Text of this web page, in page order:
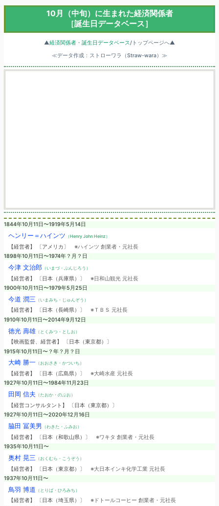
10月（中旬）に生まれた経済関係者
［誕生日データベース］
▲経済関係者・誕生日データベース/トップページへ▲
≪データ作成：ストローワラ（Straw-wara）≫
1844年10月11日〜1919年5月14日
ヘンリー＝ハインツ （Henry John Heinz）
【経営者】 〔アメリカ〕 ※ハインツ 創業者・元社長
1898年10月11日〜1974年？月？日
今津 文治郎（いまづ・ぶんじろう）
【経営者】 〔日本（兵庫県）〕 ※日和山観光 元社長
1900年10月11日〜1979年5月25日
今道 潤三 （いまみち・じゅんぞう）
【経営者】 〔日本（長崎県）〕 ※ＴＢＳ 元社長
1910年10月11日〜2014年9月12日
徳光 壽雄（とくみつ・としお）
【映画監督、経営者】 〔日本（東京都）〕
1915年10月11日〜？年？月？日
大崎 勝一（おおさき・かついち）
【経営者】 〔日本（広島県）〕 ※大崎水産 元社長
1927年10月11日〜1984年11月23日
田岡 信夫 （たおか・のぶお）
【経営コンサルタント】 〔日本（東京都）〕
1927年10月11日〜2020年12月16日
脇田 冨美男 （わきた・ふみお）
【経営者】 〔日本（和歌山県）〕 ※ワキタ 創業者・元社長
1935年10月11日〜
奥村 晃三 （おくむら・こうぞう）
【経営者】 〔日本（東京都）〕 ※大日本インキ化学工業 元社長
1937年10月11日〜
鳥羽 博道 （とりば・ひろみち）
【経営者】 〔日本（埼玉県）〕 ※ドトールコーヒー 創業者・元社長